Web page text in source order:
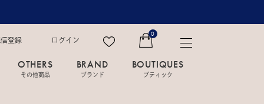
登録 ログイン
0
OTHERS
その他商品
BRAND
ブランド
BOUTIQUES
ブティック